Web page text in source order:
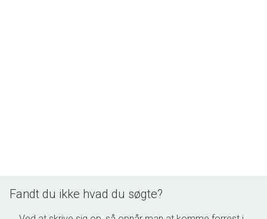
udearealer prioriteret højt, med store vinduespartier, stor
Fandt du ikke hvad du søgte?